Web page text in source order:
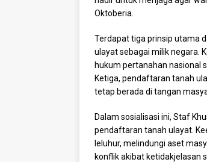
Oktoberia.
Terdapat tiga prinsip utama
ulayat sebagai milik negara.
hukum pertanahan nasional
Ketiga, pendaftaran tanah
tetap berada di tangan
Dalam sosialisasi ini, Staf
pendaftaran tanah ulayat.
leluhur, melindungi aset
konflik akibat ketidakjelasan